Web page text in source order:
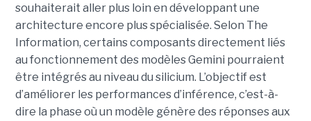
souhaiterait aller plus loin en développant une
architecture encore plus spécialisée. Selon The
Information, certains composants directement liés
au fonctionnement des modèles Gemini pourraient
être intégrés au niveau du silicium. L’objectif est
d’améliorer les performances d’inférence, c’est-à-
dire la phase où un modèle génère des réponses aux